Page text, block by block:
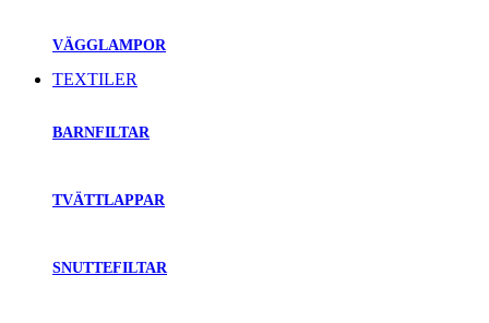
VÄGGLAMPOR
TEXTILER
BARNFILTAR
TVÄTTLAPPAR
SNUTTEFILTAR